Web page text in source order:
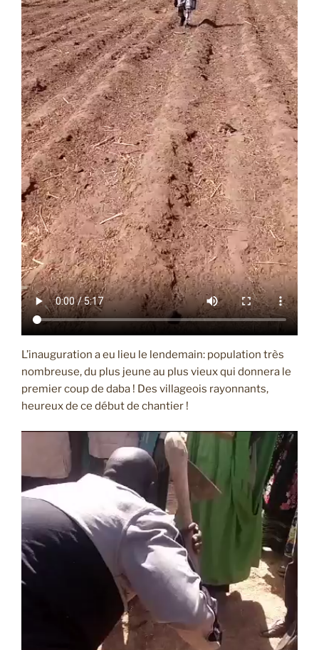
L’inauguration a eu lieu le lendemain: population très
nombreuse, du plus jeune au plus vieux qui donnera le
premier coup de daba ! Des villageois rayonnants,
heureux de ce début de chantier !